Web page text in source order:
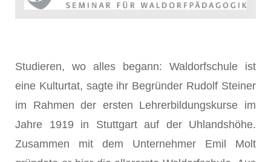
Studieren, wo alles begann: Waldorfschule ist
eine Kulturtat, sagte ihr Begründer Rudolf Steiner
im Rahmen der ersten Lehrerbildungskurse im
Jahre 1919 in Stuttgart auf der Uhlandshöhe.
Zusammen mit dem Unternehmer Emil Molt